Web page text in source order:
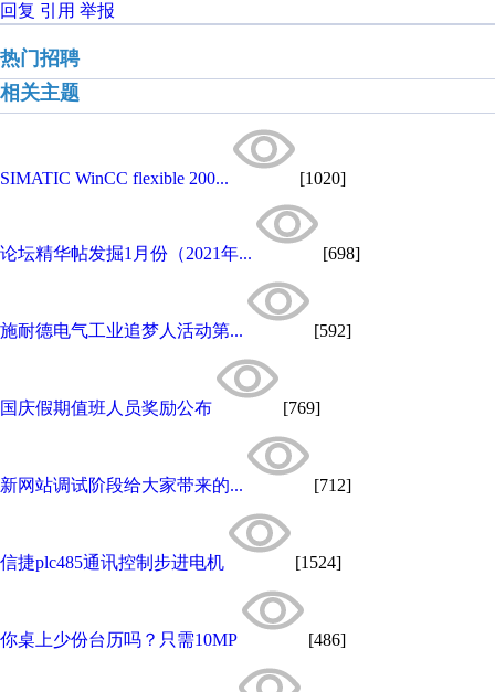
回复 引用 举报
热门招聘
相关主题
SIMATIC WinCC flexible 200... [1020]
论坛精华帖发掘1月份（2021年... [698]
施耐德电气工业追梦人活动第... [592]
国庆假期值班人员奖励公布 [769]
新网站调试阶段给大家带来的... [712]
信捷plc485通讯控制步进电机 [1524]
你桌上少份台历吗？只需10MP [486]